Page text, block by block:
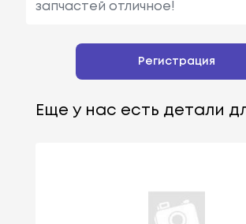
запчастей отличное!
Регистрация
Еще у нас есть детали